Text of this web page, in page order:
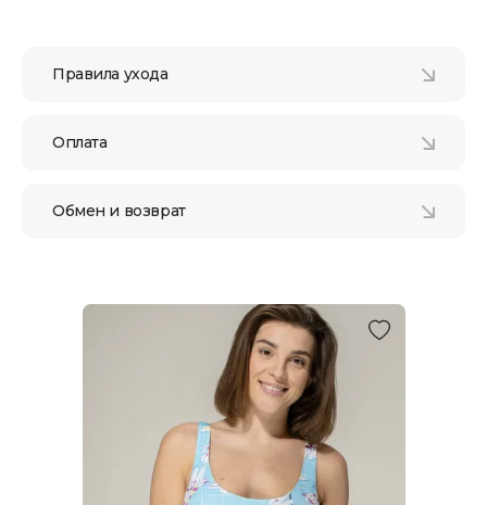
Правила ухода
Оплата
Обмен и возврат